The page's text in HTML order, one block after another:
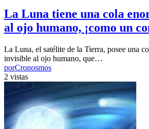
La Luna tiene una cola
al ojo humano, ¡como un
La Luna, el satélite de la Tierra, posee una
invisible al ojo humano, que…
porCronosmos
2 vistas